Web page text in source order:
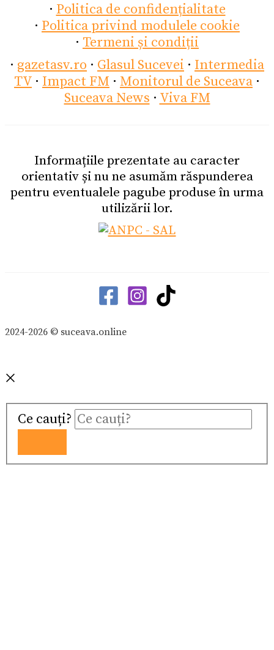
· Politica de confidențialitate
· Politica privind modulele cookie
· Termeni și condiții
· gazetasv.ro · Glasul Sucevei · Intermedia
TV · Impact FM · Monitorul de Suceava ·
Suceava News · Viva FM
Informațiile prezentate au caracter
orientativ și nu ne asumăm răspunderea
pentru eventualele pagube produse în urma
utilizării lor.
2024-2026 © suceava.online
Ce cauți?